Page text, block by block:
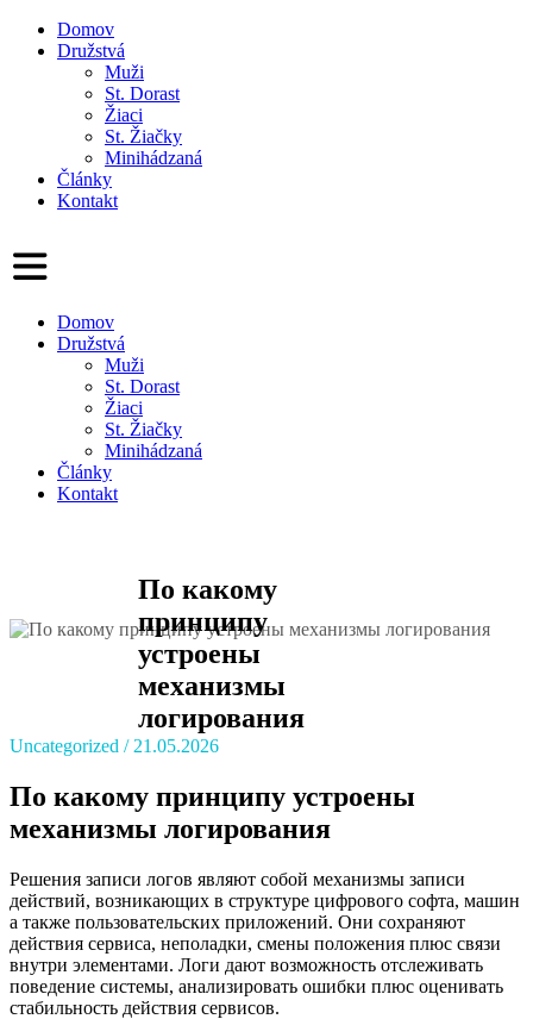
Domov
Družstvá
Muži
St. Dorast
Žiaci
St. Žiačky
Minihádzaná
Články
Kontakt
Domov
Družstvá
Muži
St. Dorast
Žiaci
St. Žiačky
Minihádzaná
Články
Kontakt
По какому
принципу
устроены
механизмы
логирования
Uncategorized 21.05.2026
По какому принципу устроены
механизмы логирования
Решения записи логов являют собой механизмы записи
действий, возникающих в структуре цифрового софта, машин
а также пользовательских приложений. Они сохраняют
действия сервиса, неполадки, смены положения плюс связи
внутри элементами. Логи дают возможность отслеживать
поведение системы, анализировать ошибки плюс оценивать
стабильность действия сервисов.